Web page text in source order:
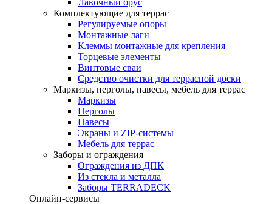
Лавочный брус
Комплектующие для террас
Регулируемые опоры
Монтажные лаги
Клеммы монтажные для крепления
Торцевые элементы
Винтовые сваи
Средство очистки для террасной доски
Маркизы, перголы, навесы, мебель для террас
Маркизы
Перголы
Навесы
Экраны и ZIP-системы
Мебель для террас
Заборы и ограждения
Ограждения из ДПК
Из стекла и металла
Заборы TERRADECK
Онлайн-сервисы